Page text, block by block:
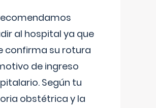
al hospital ya que
confirma su rotura
de ingreso
Según tu
obstétrica y la